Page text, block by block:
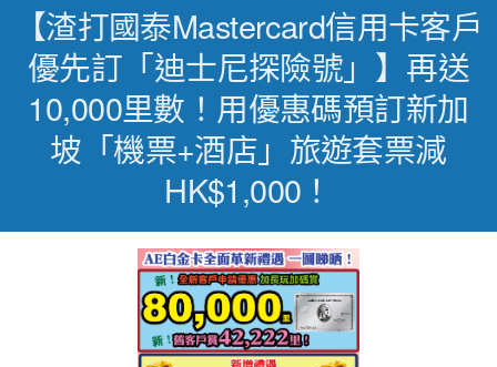
【渣打國泰Mastercard信用卡客戶
優先訂「迪士尼探險號」】再送
10,000里數！用優惠碼預訂新加
坡「機票+酒店」旅遊套票減
HK$1,000！